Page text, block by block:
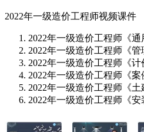
2022年一级造价工程师视频课件
2022年一级造价工程师《
2022年一级造价工程师《
2022年一级造价工程师《
2022年一级造价工程师《
2022年一级造价工程师《
2022年一级造价工程师《